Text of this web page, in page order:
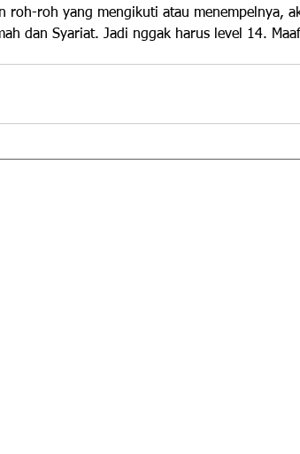
roh-roh yang mengikuti atau menempelnya,
dan Syariat. Jadi nggak harus level 14.